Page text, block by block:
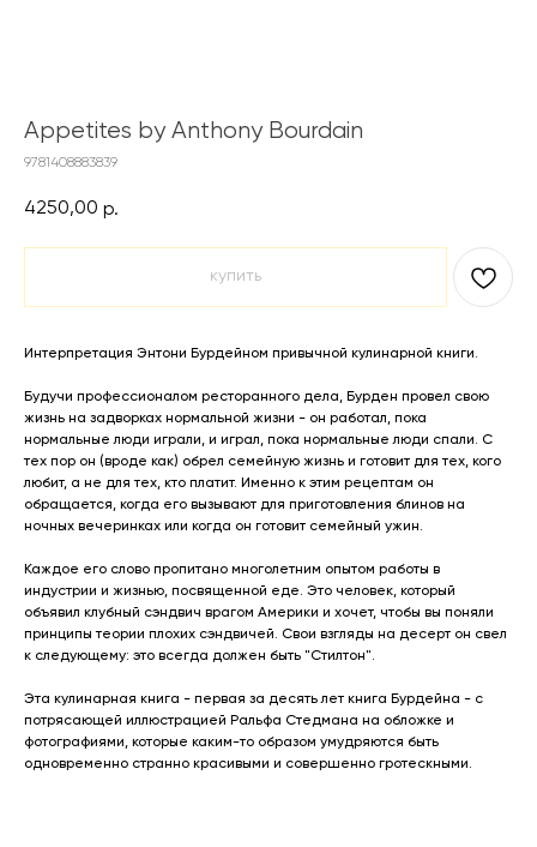
Appetites by Anthony Bourdain
9781408883839
4250,00 р.
купить
Интерпретация Энтони Бурдейном привычной кулинарной книги.
Будучи профессионалом ресторанного дела, Бурден провел свою
жизнь на задворках нормальной жизни - он работал, пока
нормальные люди играли, и играл, пока нормальные люди спали. С
тех пор он (вроде как) обрел семейную жизнь и готовит для тех, кого
любит, а не для тех, кто платит. Именно к этим рецептам он
обращается, когда его вызывают для приготовления блинов на
ночных вечеринках или когда он готовит семейный ужин.
Каждое его слово пропитано многолетним опытом работы в
индустрии и жизнью, посвященной еде. Это человек, который
объявил клубный сэндвич врагом Америки и хочет, чтобы вы поняли
принципы теории плохих сэндвичей. Свои взгляды на десерт он свел
к следующему: это всегда должен быть "Стилтон".
Эта кулинарная книга - первая за десять лет книга Бурдейна - с
потрясающей иллюстрацией Ральфа Стедмана на обложке и
фотографиями, которые каким-то образом умудряются быть
одновременно странно красивыми и совершенно гротескными.